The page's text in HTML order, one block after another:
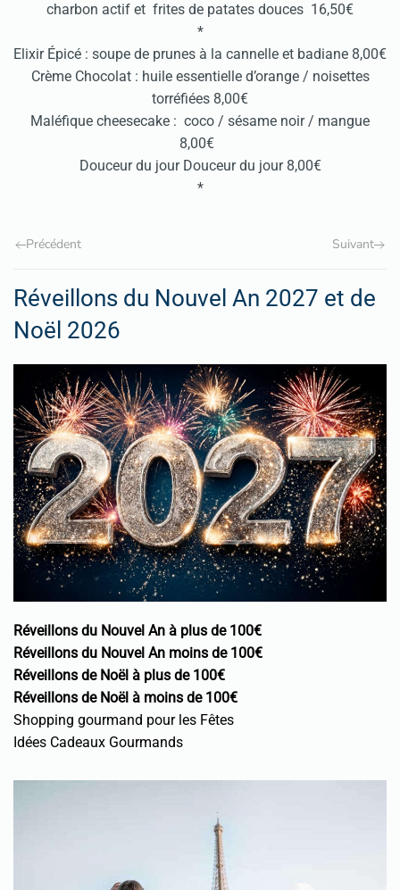
charbon actif et frites de patates douces 16,50€
*
Elixir Épicé : soupe de prunes à la cannelle et badiane 8,00€
Crème Chocolat : huile essentielle d’orange / noisettes
torréfiées 8,00€
Maléfique cheesecake : coco / sésame noir / mangue
8,00€
Douceur du jour Douceur du jour 8,00€
*
Précédent Suivant
Réveillons du Nouvel An 2027 et de
Noël 2026
Réveillons du Nouvel An à plus de 100€
Réveillons du Nouvel An moins de 100€
Réveillons de Noël à plus de 100€
Réveillons de Noël à moins de 100€
Shopping gourmand pour les Fêtes
Idées Cadeaux Gourmands